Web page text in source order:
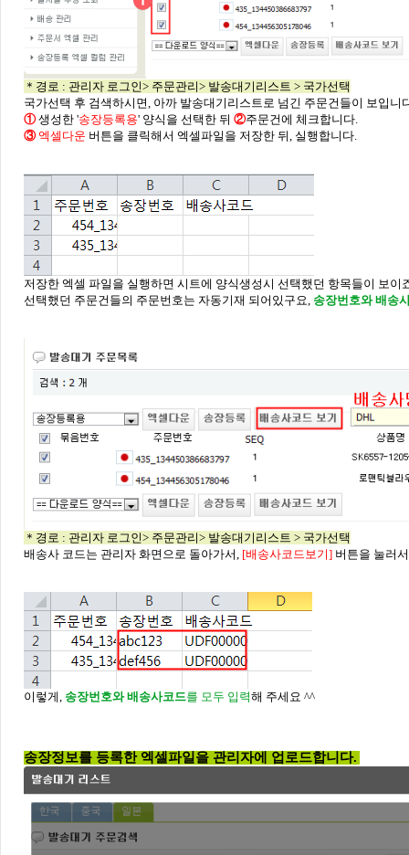
＊경로 : 관리자 로그인> 주문관리> 발송대기리스트 > 국가선택
국가선택 후 검색하시면, 아까 발송대기리스트로 넘긴 주문건들이 보입니
①생성한 '송장등록용' 양식을 선택한 뒤 ②주문건에 체크합니다.
③ 엑셀다운 버튼을 클릭해서 엑셀파일을 저장한 뒤, 실행합니다.
저장한 엑셀 파일을 실행하면 시트에 양식생성시 선택했던 항목들이 보이
선택했던 주문건들의 주문번호는 자동기재 되어있구요, 송장번호와 배송
＊경로 : 관리자 로그인> 주문관리> 발송대기리스트 > 국가선택
배송사 코드는 관리자 화면으로 돌아가서, [배송사코드보기] 버튼을 눌러
이렇게, 송장번호와 배송사코드를 모두 입력해 주세요 ^^
송장정보를 등록한 엑셀파일을 관리자에 업로드합니다.